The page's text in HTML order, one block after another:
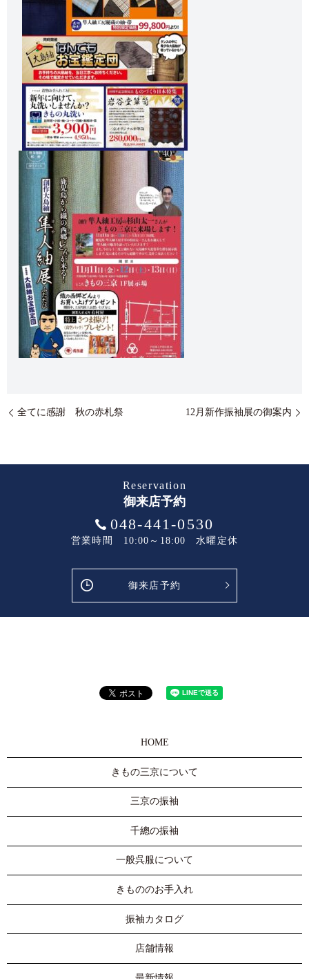
全てに感謝 秋の赤札祭 12月新作振袖展の御案内
Reservation
御来店予約
048-441-0530
営業時間 10:00～18:00 水曜定休
御来店予約
HOME
きもの三京について
三京の振袖
千總の振袖
一般呉服について
きもののお手入れ
振袖カタログ
店舗情報